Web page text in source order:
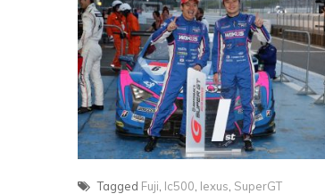
Tagged Fuji lc500 lexus SuperGT